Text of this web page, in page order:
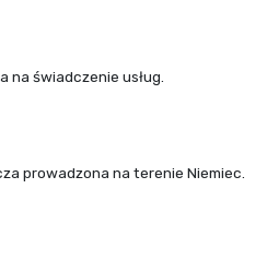
na świadczenie usług.
prowadzona na terenie Niemiec.